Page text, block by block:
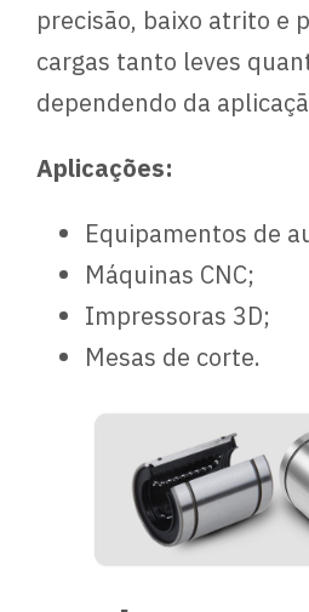
precisão, baixo atrito e
cargas tanto leves
dependendo da
Aplicações:
Equipamentos de
Máquinas CNC;
Impressoras 3D;
Mesas de corte.